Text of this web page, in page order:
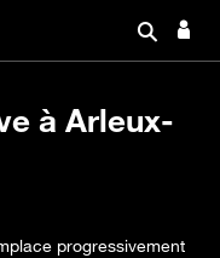
à Arleux-
progressivement